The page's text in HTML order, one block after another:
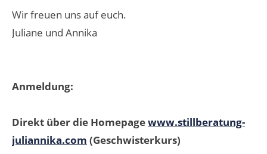
Wir freuen uns auf euch.
Juliane und Annika
Anmeldung:
Direkt über die Homepagewww.stillberatung-
juliannika.com (Geschwisterkurs)